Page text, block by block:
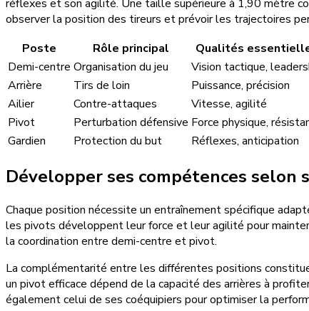
réflexes et son agilité. Une taille supérieure à 1,90 mètre
observer la position des tireurs et prévoir les trajectoires
Poste
Rôle principal
Qualités
Demi-centre Organisation du jeu
Vision tactique,
Arrière
Tirs de loin
Puissance, précision
Ailier
Contre-attaques
Vitesse, agilité
Pivot
Perturbation défensive Force physique,
Gardien
Protection du but Réflexes, anticipation
Développer ses compétences selon
Chaque position nécessite un entraînement spécifique
les pivots développent leur force et leur agilité pour
la coordination entre demi-centre et pivot.
La complémentarité entre les différentes positions
un pivot efficace dépend de la capacité des arrières à
également celui de ses coéquipiers pour optimiser la